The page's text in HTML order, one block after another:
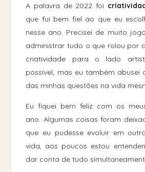
A palavra de 2022 foi
que fui bem fiel ao que eu
nesse ano. Precisei de muito
administrar tudo o que rolou por
criatividade para o lado
possível, mas eu também abusei
das minhas questões na vida
Eu fiquei bem feliz com os
ano. Algumas coisas foram
que eu pudesse evoluir em
vida, aos poucos estou
dar conta de tudo